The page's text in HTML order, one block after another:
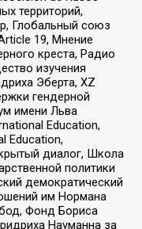
территорий,
Глобальный союз
19, Мнение
креста, Радио
изучения
Эберта, XZ
гендерной
имени Льва
Education,
Education,
диалог, Школа
политики
демократический
им Нормана
Фонд Бориса
Науманна за